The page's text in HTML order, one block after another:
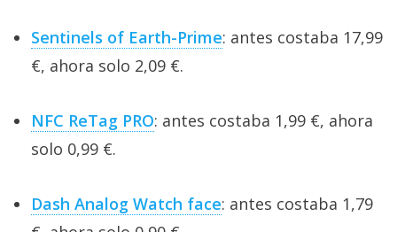
Sentinels of Earth-Prime: antes costaba 17,99
€, ahora solo 2,09 €.
NFC ReTag PRO: antes costaba 1,99 €, ahora
solo 0,99 €.
Dash Analog Watch face: antes costaba 1,79